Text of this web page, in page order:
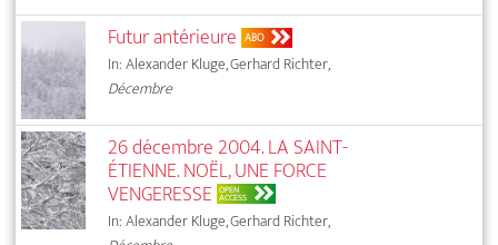
Futur antérieure ABO
In: Alexander Kluge, Gerhard Richter,
Décembre
26 décembre 2004. LA SAINT-
ÉTIENNE. NOËL, UNE FORCE
VENGERESSE OPEN
ACCESS
In: Alexander Kluge, Gerhard Richter,